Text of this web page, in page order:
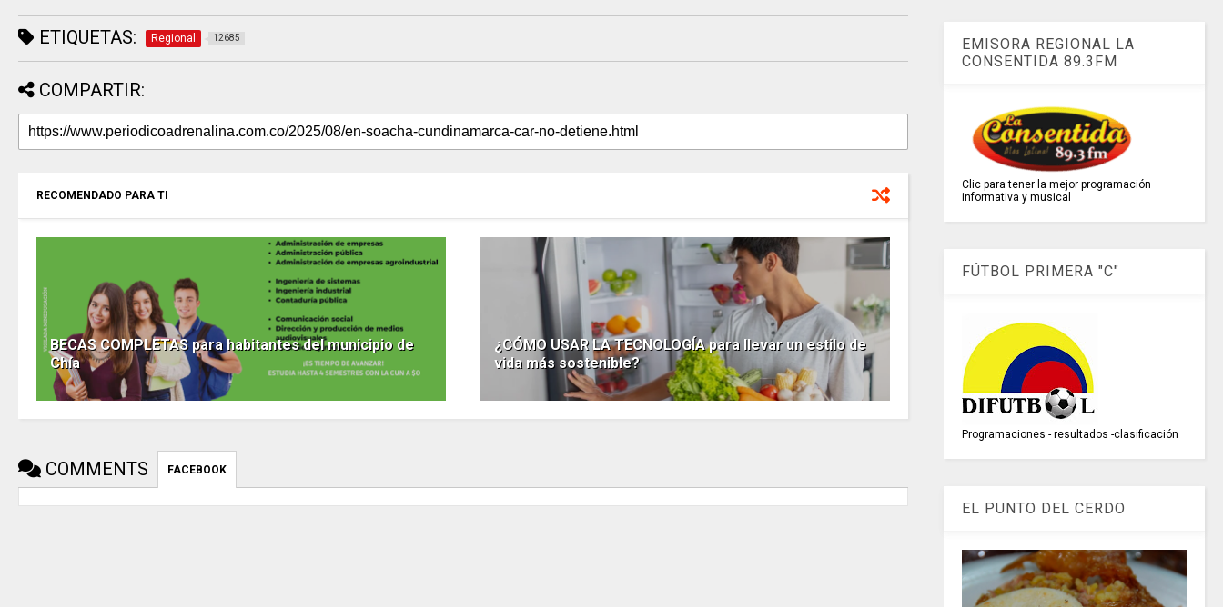
ETIQUETAS: Regional 12685
COMPARTIR:
RECOMENDADO PARA TI
BECAS COMPLETAS para habitantes del municipio de
Chía
¿CÓMO USAR LA TECNOLOGÍA para llevar un estilo de
vida más sostenible?
COMMENTS FACEBOOK
EMISORA REGIONAL LA
CONSENTIDA 89.3FM
Clic para tener la mejor programación
informativa y musical
FÚTBOL PRIMERA "C"
Programaciones - resultados -clasificación
EL PUNTO DEL CERDO